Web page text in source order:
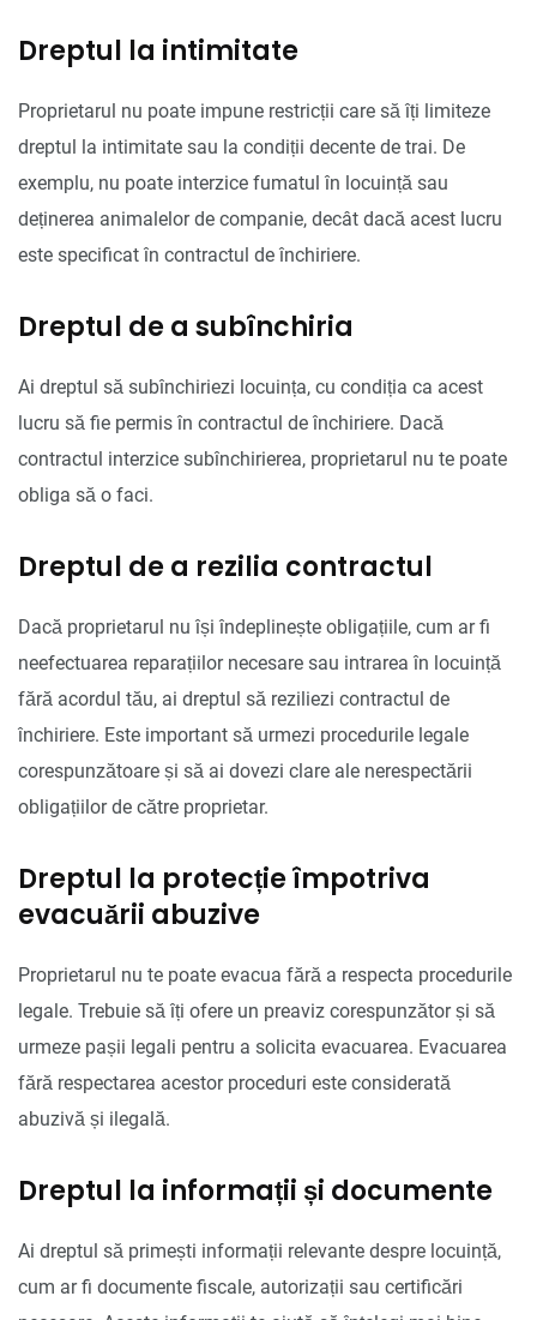
Dreptul la intimitate
Proprietarul nu poate impune restricții care să îți limiteze
dreptul la intimitate sau la condiții decente de trai. De
exemplu, nu poate interzice fumatul în locuință sau
deținerea animalelor de companie, decât dacă acest lucru
este specificat în contractul de închiriere.
Dreptul de a subînchiria
Ai dreptul să subînchiriezi locuința, cu condiția ca acest
lucru să fie permis în contractul de închiriere. Dacă
contractul interzice subînchirierea, proprietarul nu te poate
obliga să o faci.
Dreptul de a rezilia contractul
Dacă proprietarul nu își îndeplinește obligațiile, cum ar fi
neefectuarea reparațiilor necesare sau intrarea în locuință
fără acordul tău, ai dreptul să reziliezi contractul de
închiriere. Este important să urmezi procedurile legale
corespunzătoare și să ai dovezi clare ale nerespectării
obligațiilor de către proprietar.
Dreptul la protecție împotriva
evacuării abuzive
Proprietarul nu te poate evacua fără a respecta procedurile
legale. Trebuie să îți ofere un preaviz corespunzător și să
urmeze pașii legali pentru a solicita evacuarea. Evacuarea
fără respectarea acestor proceduri este considerată
abuzivă și ilegală.
Dreptul la informații și documente
Ai dreptul să primești informații relevante despre locuință,
cum ar fi documente fiscale, autorizații sau certificări